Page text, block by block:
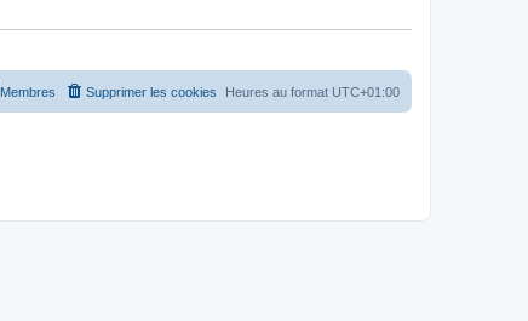
Heures au format UTC+01:00
Supprimer les cookies
Membres